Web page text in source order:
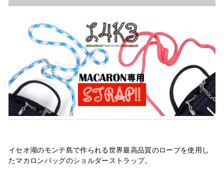
イセオ湖のモンテ島で作られる世界最高品質のロープを使用し
たマカロンバッグのショルダーストラップ。